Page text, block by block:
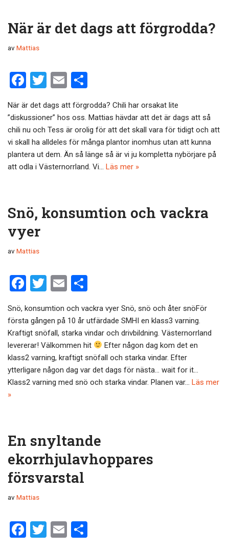
När är det dags att förgrodda?
avMattias
F
ce
b
o
o
T
tt
er
E
ail a
När är det dags att förgrodda? Chili har orsakat lite
”diskussioner” hos oss. Mattias hävdar att det är dags att så
chili nu och Tess är orolig för att det skall vara för tidigt och att
vi skall ha alldeles för många plantor inomhus utan att kunna
plantera ut dem. Än så länge så är vi ju kompletta nybörjare på
att odla i Västernorrland. Vi… Läs mer »
Snö, konsumtion och vackra
vyer
avMattias
F
ce
b
o
o
k
T
tt
er
E
ail a
Snö, konsumtion och vackra vyer Snö, snö och åter snöFör
första gången på 10 år utfärdade SMHI en klass3 varning.
Kraftigt snöfall, starka vindar och drivbildning. Västernorrland
levererar! Välkommen hit
Efter någon dag kom det en
klass2 varning, kraftigt snöfall och starka vindar. Efter
ytterligare någon dag var det dags för nästa… wait for it…
Klass2 varning med snö och starka vindar. Planen var… Läs mer
»
En snyltande
ekorrhjulavhoppares
försvarstal
avMattias
F
T
E